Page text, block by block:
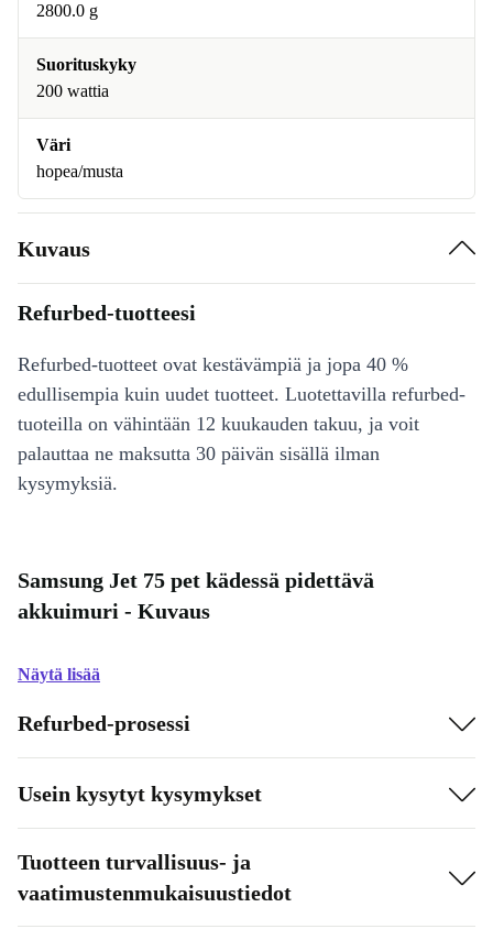
2800.0 g
Suorituskyky
200 wattia
Väri
hopea/musta
Kuvaus
Refurbed-tuotteesi
Refurbed-tuotteet ovat kestävämpiä ja jopa 40 %
edullisempia kuin uudet tuotteet. Luotettavilla refurbed-
tuoteilla on vähintään 12 kuukauden takuu, ja voit
palauttaa ne maksutta 30 päivän sisällä ilman
kysymyksiä.
Samsung Jet 75 pet kädessä pidettävä
akkuimuri - Kuvaus
Näytä lisää
Refurbed-prosessi
Usein kysytyt kysymykset
Tuotteen turvallisuus- ja
vaatimustenmukaisuustiedot